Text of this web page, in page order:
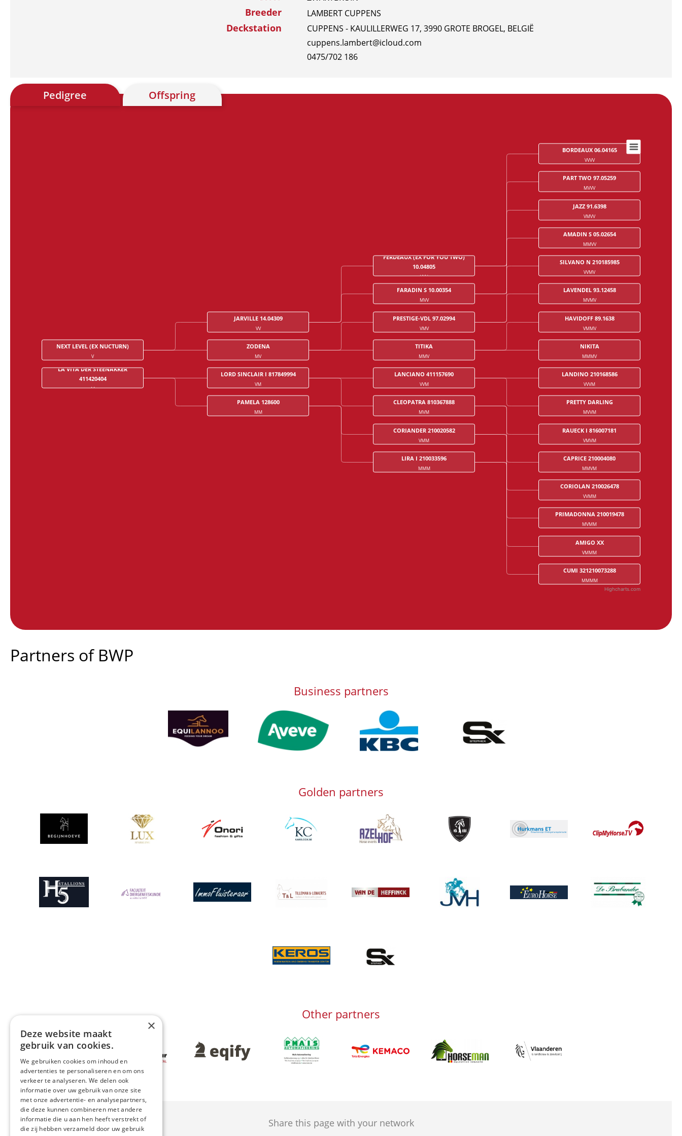
Breeder LAMBERT CUPPENS
Deckstation
CUPPENS - KAULILLERWEG 17, 3990 GROTE BROGEL, BELGIË
cuppens.lambert@icloud.com
0475/702 186
Pedigree Offspring
NEXT LEVEL (EX NUCTURN)
V
LA VITA DER STEENAKKER
411420404
M
JARVILLE 14.04309
VV
ZODENA
MV
LORD SINCLAIR I 817849994
VM
PAMELA 128600
MM
FERDEAUX (EX FOR YOU TWO)
10.04805
VVV
FARADIN S 10.00354
MVV
PRESTIGE-VDL 97.02994
VMV
TITIKA
MMV
LANCIANO 411157690
VVM
CLEOPATRA 810367888
MVM
CORIANDER 210020582
VMM
LIRA I 210033596
MMM
BORDEAUX 06.04165
VVVV
PART TWO 97.05259
MVVV
JAZZ 91.6398
VMVV
AMADIN S 05.02654
MMVV
SILVANO N 210185985
VVMV
LAVENDEL 93.12458
MVMV
HAVIDOFF 89.1638
VMMV
NIKITA
MMMV
LANDINO 210168586
VVVM
PRETTY DARLING
MVVM
RAUECK I 816007181
VMVM
CAPRICE 210004080
MMVM
CORIOLAN 210026478
VVMM
PRIMADONNA 210019478
MVMM
AMIGO XX
VMMM
CUMI 321210073288
MMMM
Highcharts.com
Partners of BWP
Business partners
Afbeelding Afbeelding Afbeelding
Golden partners
Afbeelding Afbeelding Afbeelding Afbeelding Afbeelding Afbeelding
Afbeelding
Afbeelding Afbeelding Afbeelding
Afbeelding
Afbeelding
Afbeelding
Afbeelding
Afbeelding
Afbeelding
Afbeelding
Other partners
Afbeelding Afbeelding
Afbeelding
Afbeelding
Afbeelding Afbeelding
Share this page with your network
×
Deze website maakt
gebruik van cookies.
We gebruiken cookies om inhoud en
advertenties te personaliseren en om ons
verkeer te analyseren. We delen ook
informatie over uw gebruik van onze site
met onze advertentie- en analysepartners,
die deze kunnen combineren met andere
informatie die u aan hen heeft verstrekt of
die zij hebben verzameld door uw gebruik